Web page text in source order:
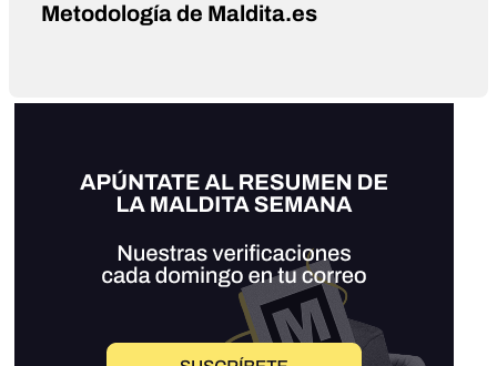
Metodología de Maldita.es